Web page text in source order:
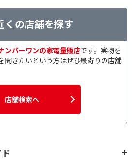
くの店舗を探す
ンバーワンの家電量販店です。実物を
聞きたいという方はぜひ最寄りの店舗
店舗検索へ
ド